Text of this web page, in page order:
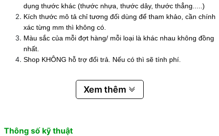
dụng thước khác (thước nhựa, thước dây, thước thẳng.....)
Kích thước mô tả chỉ tương đối dùng để tham khảo, cần chính
xác từng mm thì không có.
Màu sắc của mỗi đợt hàng/ mỗi loại là khác nhau không đồng
nhất.
Shop KHÔNG hỗ trợ đổi trả. Nếu có thì sẽ tính phí.
Xem thêm
Thông số kỹ thuật